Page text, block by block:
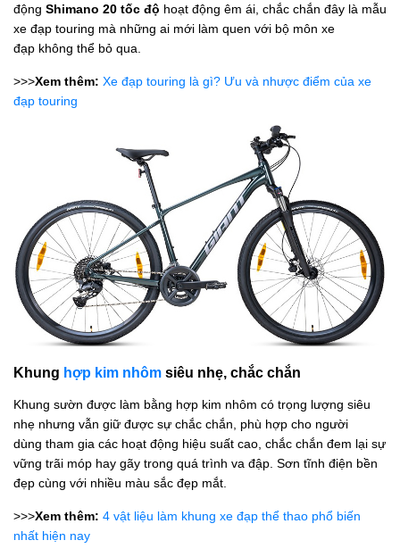
động Shimano 20 tốc độ hoạt động êm ái, chắc chắn đây là mẫu
xe đạp touring mà những ai mới làm quen với bộ môn xe
đạp không thể bỏ qua.
>>>Xem thêm: Xe đạp touring là gì? Ưu và nhược điểm của xe
đạp touring
Khung hợp kim nhôm siêu nhẹ, chắc chắn
Khung sườn được làm bằng hợp kim nhôm có trọng lượng siêu
nhẹ nhưng vẫn giữ được sự chắc chắn, phù hợp cho người
dùng tham gia các hoạt động hiệu suất cao, chắc chắn đem lại sự
vững trãi móp hay gãy trong quá trình va đập. Sơn tĩnh điện bền
đẹp cùng với nhiều màu sắc đẹp mắt.
>>>Xem thêm: 4 vật liệu làm khung xe đạp thể thao phổ biến
nhất hiện nay